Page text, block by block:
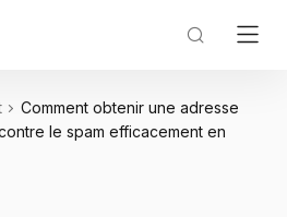
Comment obtenir une adresse
le spam efficacement en